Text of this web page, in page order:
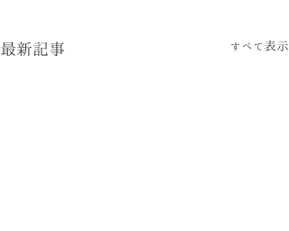
最新記事 すべて表示